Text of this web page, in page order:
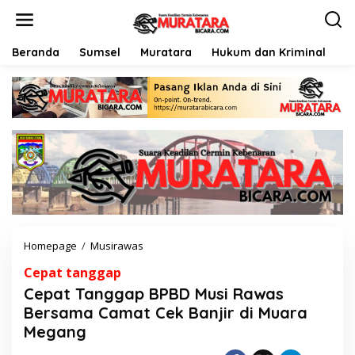
Beranda Sumsel Muratara Hukum dan Kriminal
Homepage / Musirawas
T
Cepat tanggap
Cepat Tanggap BPBD Musi Rawas
Bersama Camat Cek Banjir di Muara
Megang